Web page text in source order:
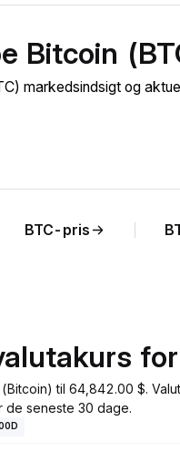
Bitcoin
markedsindsigt og
BTC-pris
til 64,842.00 $.
de seneste 30 dage.